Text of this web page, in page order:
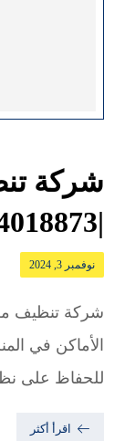
شركة
|0554018873
نوفمبر 3, 2024
شركة تنظيف
الأماكن في
للحفاظ على
اقرأ أكثر